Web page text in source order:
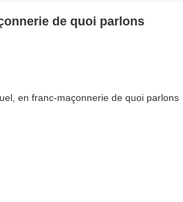
de quoi parlons